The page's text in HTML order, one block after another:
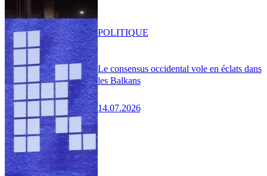
Le consensus occidental vole en éclats dans
les Balkans
14.07.2026
POLITIQUE